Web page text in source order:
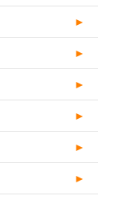
►
►
►
►
►
►